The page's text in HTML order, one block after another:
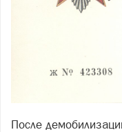
После